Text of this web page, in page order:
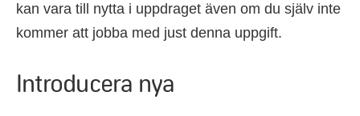
kan vara till nytta i uppdraget även om du själv inte
kommer att jobba med just denna uppgift.
Introducera nya